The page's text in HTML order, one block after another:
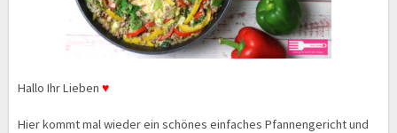
Hallo Ihr Lieben ♥
Hier kommt mal wieder ein schönes einfaches Pfannengericht und